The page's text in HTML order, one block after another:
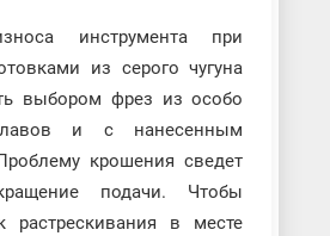
инструмента при
из серого чугуна
выбором фрез из особо
и с нанесенным
крошения сведет
подачи. Чтобы
растрескивания в месте